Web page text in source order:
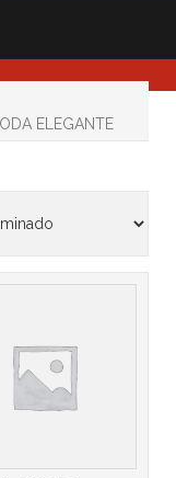
ELEGANTE